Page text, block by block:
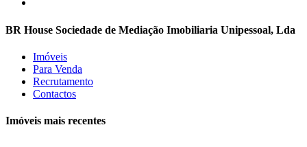
BR House Sociedade de Mediação Imobiliaria Unipessoal, Lda
Imóveis
Para Venda
Recrutamento
Contactos
Imóveis mais recentes